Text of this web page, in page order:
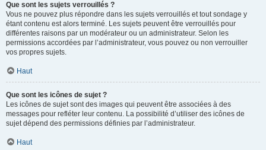
Que sont les sujets verrouillés ?
Vous ne pouvez plus répondre dans les sujets verrouillés et tout sondage y
étant contenu est alors terminé. Les sujets peuvent être verrouillés pour
différentes raisons par un modérateur ou un administrateur. Selon les
permissions accordées par l’administrateur, vous pouvez ou non verrouiller
vos propres sujets.
Haut
Que sont les icônes de sujet ?
Les icônes de sujet sont des images qui peuvent être associées à des
messages pour refléter leur contenu. La possibilité d’utiliser des icônes de
sujet dépend des permissions définies par l’administrateur.
Haut